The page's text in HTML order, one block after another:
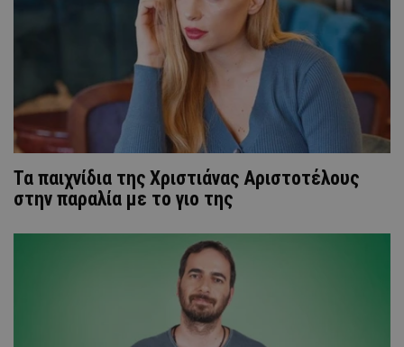
Τα παιχνίδια της Χριστιάνας Αριστοτέλους
στην παραλία με το γιο της